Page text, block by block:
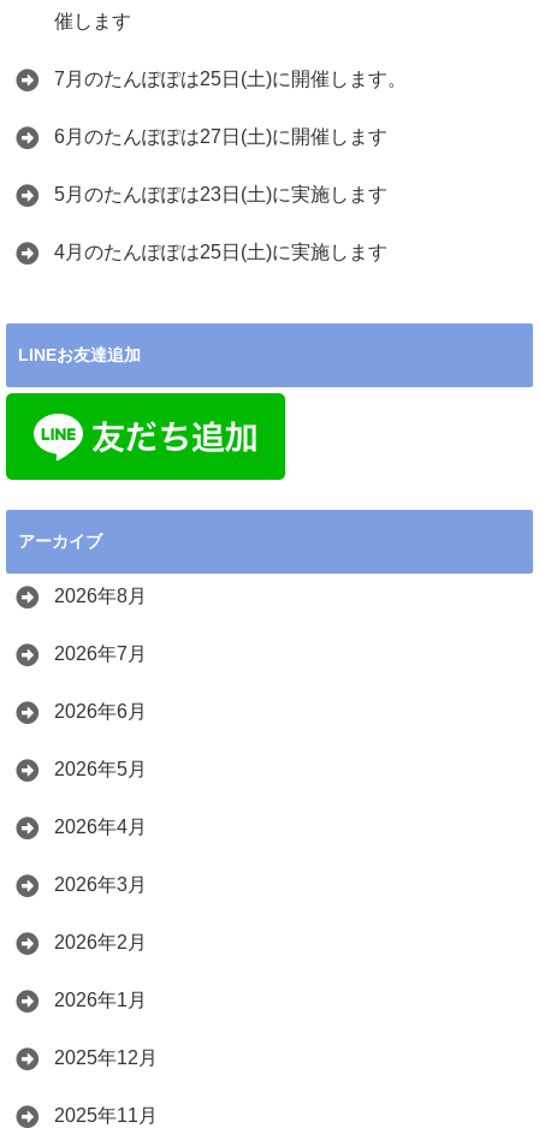
催します
7月のたんぽぽは25日(土)に開催します。
6月のたんぽぽは27日(土)に開催します
5月のたんぽぽは23日(土)に実施します
4月のたんぽぽは25日(土)に実施します
LINEお友達追加
アーカイブ
2026年8月
2026年7月
2026年6月
2026年5月
2026年4月
2026年3月
2026年2月
2026年1月
2025年12月
2025年11月